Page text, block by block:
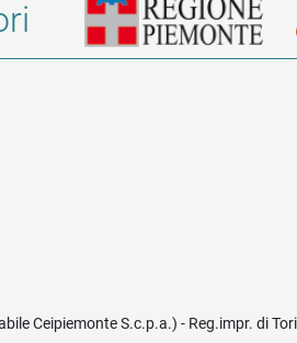
Ceipiemonte S.c.p.a.) - Reg.impr. di